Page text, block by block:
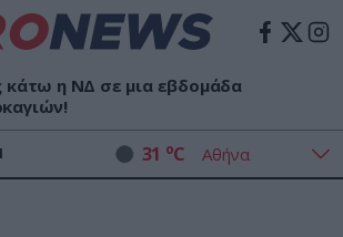
κάτω η ΝΔ σε μια εβδομάδα
31 oC